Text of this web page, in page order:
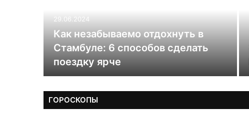
29.06.2024
Как незабываемо отдохнуть в
Стамбуле: 6 способов сделать
поездку ярче
ГОРОСКОПЫ